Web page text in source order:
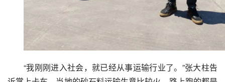
“我刚刚进入社会，就已经从事运输行业了。”张大柱告